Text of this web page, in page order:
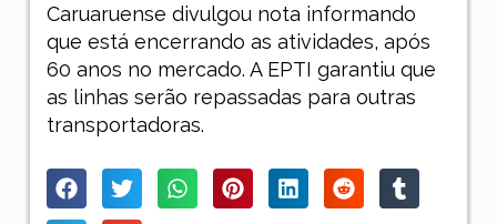
Caruaruense divulgou nota informando
que está encerrando as atividades, após
60 anos no mercado. A EPTI garantiu que
as linhas serão repassadas para outras
transportadoras.